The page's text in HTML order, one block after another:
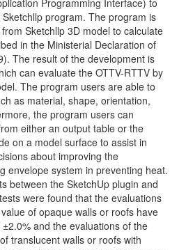
Programming Interface) to
program. The program is
Sketchllp 3D model to calculate
in the Ministerial Declaration of
The result of the development is
can evaluate the OTTV-RTTV by
The program users are able to
as material, shape, orientation,
the program users can
either an output table or the
on a model surface to assist in
about improving the
envelope system in preventing heat.
between the SketchUp plugin and
were found that the evaluations
of opaque walls or roofs have
and the evaluations of the
translucent walls or roofs with